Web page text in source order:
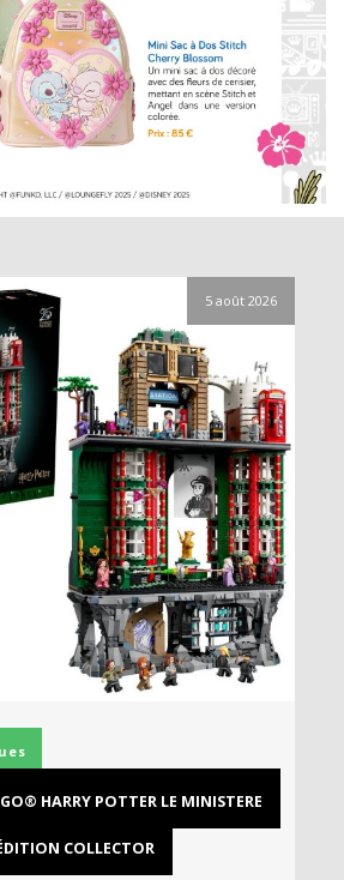
5 août 2026
HARRY POTTER LE MINISTERE
COLLECTOR